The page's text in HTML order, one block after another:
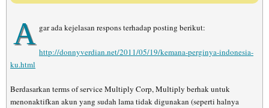
A gar ada kejelasan respons terhadap posting berikut:
http://donnyverdian.net/2011/05/19/kemana-perginya-indonesia-
ku.html
Berdasarkan terms of service Multiply Corp, Multiply berhak untuk
menonaktifkan akun yang sudah lama tidak digunakan (seperti halnya